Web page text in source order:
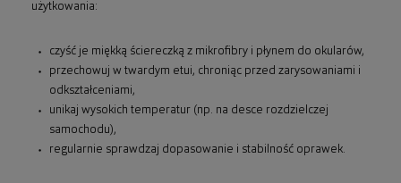
użytkowania:
czyść je miękką ściereczką z mikrofibry i płynem do okularów,
przechowuj w twardym etui, chroniąc przed zarysowaniami i
odkształceniami,
unikaj wysokich temperatur (np. na desce rozdzielczej
samochodu),
regularnie sprawdzaj dopasowanie i stabilność oprawek.